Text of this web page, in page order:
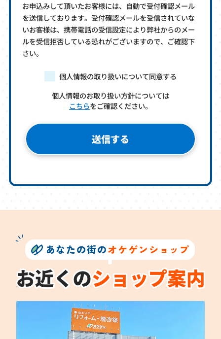
お申込みして頂いたお客様には、自動で受付確認メール
を送信しております。受付確認メールを受信されていな
いお客様は、携帯電話の受信設定により弊社からのメー
ルを受信拒否している恐れがございますので、ご確認下
さい。
個人情報の取り扱いについて同意する
個人情報のお取り扱い方針については
こちらをご確認ください。
あなたの街のオケゲンショップ